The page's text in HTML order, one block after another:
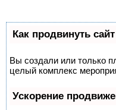
Как продвинуть
Вы создали или только
целый комплекс
Ускорение